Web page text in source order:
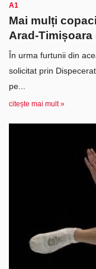
A1
Mai mulți
Arad-Timișoara
În urma furtunii din
solicitat prin
pe...
citește mai mult »